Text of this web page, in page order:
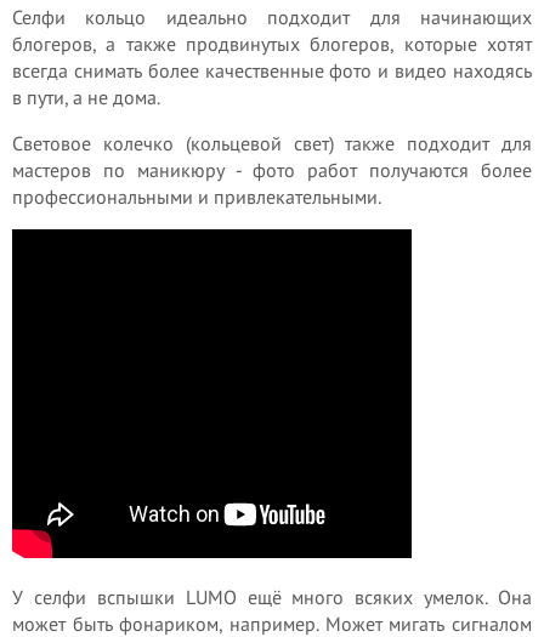
Селфи кольцо идеально подходит для начинающих
блогеров, а также продвинутых блогеров, которые хотят
всегда снимать более качественные фото и видео находясь
в пути, а не дома.
Световое колечко (кольцевой свет) также подходит для
мастеров по маникюру - фото работ получаются более
профессиональными и привлекательными.
У селфи вспышки LUMO ещё много всяких умелок. Она
может быть фонариком, например. Может мигать сигналом